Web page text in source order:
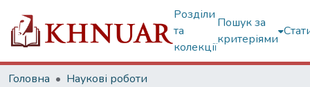
Розділи
та
колекції
Пошук за
критеріями
Головна
Наукові роботи